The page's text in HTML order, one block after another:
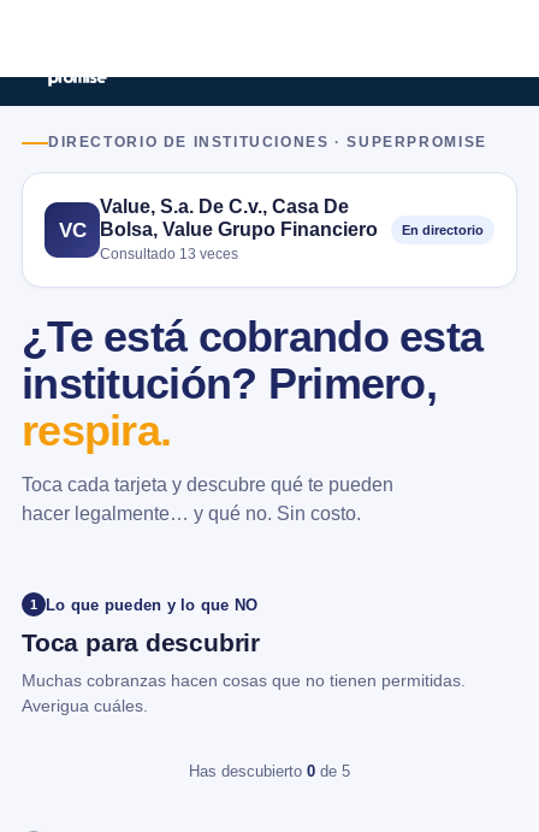
DIRECTORIO DE INSTITUCIONES · SUPERPROMISE
VC
Value, S.a. De C.v., Casa De
Bolsa, Value Grupo Financiero
Consultado 13 veces
En directorio
¿Te está cobrando esta
institución? Primero,
respira.
Toca cada tarjeta y descubre qué te pueden
hacer legalmente… y qué no. Sin costo.
1 Lo que pueden y lo que NO
Toca para descubrir
Muchas cobranzas hacen cosas que no tienen permitidas.
Averigua cuáles.
Has descubierto 0 de 5